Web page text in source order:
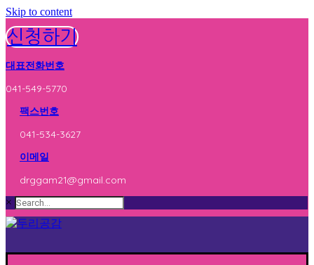
Skip to content
신청하기
대표전화번호
041-549-5770
팩스번호
041-534-3627
이메일
drggam21@gmail.com
×